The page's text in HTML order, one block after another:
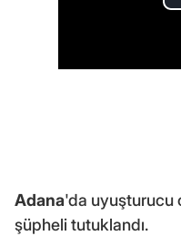
Adana'da uyuşturucu
şüpheli tutuklandı.